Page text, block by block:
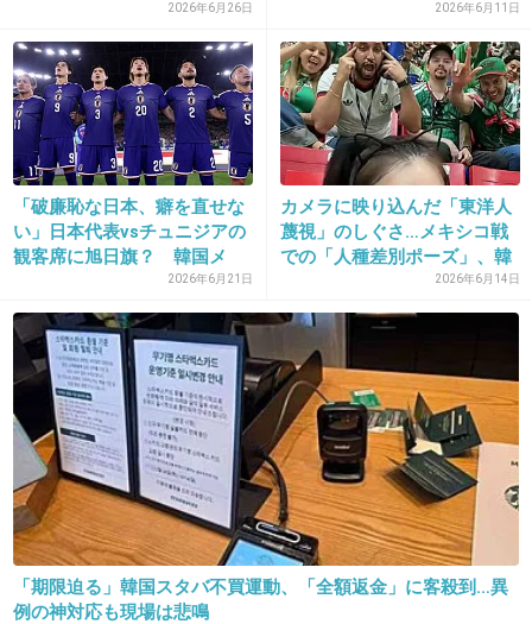
23. 匿名 2013/03/21(木) 01:05:21
＞「浮石寺仏像の所有権の問題は、理に合うよ
うに解決することを期待する。今回の祈とう師
の訪問は、両国の対立を民間団体の交流の拡大
を通じて解決しようという意味もある」と話し
た。祈とう師らは20日、対馬で慰霊祭を執り行
う予定だという。
はぁ？わざとよけい怒らせようとしてるとしか
思えないんですけど
+41
24. 匿名 2013/03/21(木) 01:05:50
2026年6月26日 2026年6月11日
「破廉恥な日本、癖を直せな
い」日本代表vsチュニジアの
観客席に旭日旗？ 韓国メ
2026年6月21日
カメラに映り込んだ「東洋人
蔑視」のしぐさ…メキシコ戦
での「人種差別ポーズ」、韓
2026年6月14日
「期限迫る」韓国スタバ不買運動、「全額返金」に客殺到…異
例の神対応も現場は悲鳴